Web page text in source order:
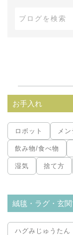
ブ
お手入れ
ロボット メ
飲み物/食べ物
湿気 捨て方
絨毯・ラグ・玄
ハグみじゅうたん